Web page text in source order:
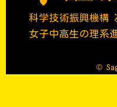
科学技術振興機構
女子中高生の理系
©